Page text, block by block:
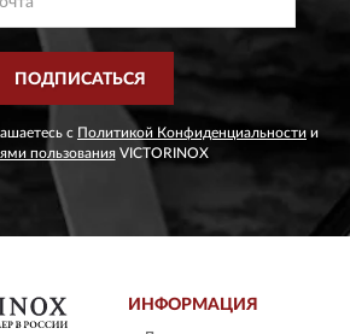
ПОДПИСАТЬСЯ
с Политикой Конфиденциальности и
пользованияVICTORINOX
ИНФОРМАЦИЯ